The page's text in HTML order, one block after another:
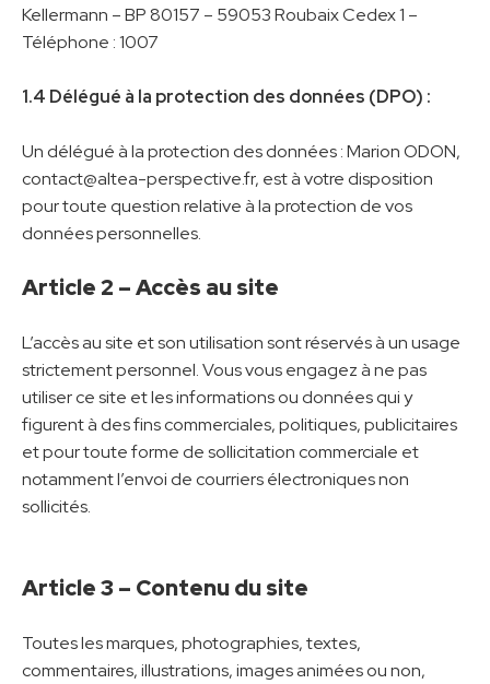
Kellermann – BP 80157 – 59053 Roubaix Cedex 1 –
Téléphone : 1007
1.4 Délégué à la protection des données (DPO) :
Un délégué à la protection des données :MarionODON,
contact@altea-perspective.fr, est à votre disposition
pour toute question relative à la protection de vos
données personnelles.
Article 2 – Accès au site
L’accès au site et son utilisation sont réservés à un usage
strictement personnel. Vous vous engagez à ne pas
utiliser ce site et les informations ou données qui y
figurent à des fins commerciales, politiques, publicitaires
et pour toute forme de sollicitation commerciale et
notamment l’envoi de courriers électroniques non
sollicités.
Article 3 – Contenu du site
Toutes les marques, photographies, textes,
commentaires, illustrations, images animées ou non,